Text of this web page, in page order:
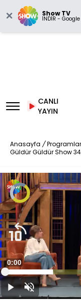
Show TV
İNDİR -
CANLI
YAYIN
Anasayfa / Programlar
Güldür Güldür Show
Video
Oynatıcısı
yükleniyor.
OynatSesi
Aç
Süre
0:00
Yüklendi:
22.48%